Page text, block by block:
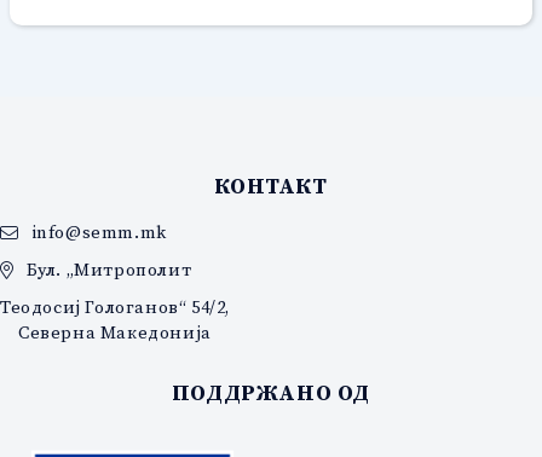
КОНТАКТ
info@semm.mk
Бул. „Митрополит
Теодосиј Гологанов“ 54/2,
Северна Македонија
ПОДДРЖАНО ОД